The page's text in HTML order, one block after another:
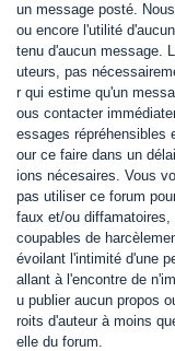
un message posté.
ou encore l'utilité
tenu d'aucun message.
uteurs, pas
r qui estime qu'un
ous contacter
essages répréhensibles
our ce faire dans un
ions nécesaires. Vous
pas utiliser ce forum
faux et/ou
coupables de
évoilant l'intimité d'une
allant à l'encontre de
u publier aucun propos
roits d'auteur à moins
elle du forum.